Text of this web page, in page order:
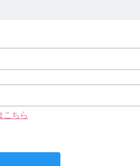
こちら